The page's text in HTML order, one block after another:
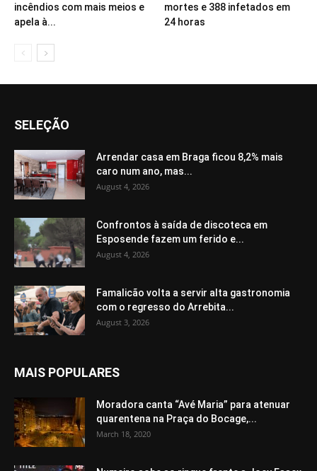
incêndios com mais meios e
apela à...
mortes e 388 infetados em
24 horas
SELEÇÃO
Arrendar casa em Braga ficou 8,2% mais
caro num ano, mas...
August 4, 2026
Confrontos à saída de discoteca em
Esposende fazem um ferido e...
August 4, 2026
Famalicão volta a servir alta gastronomia
com o regresso do Arrebita...
August 3, 2026
MAIS POPULARES
Moradora canta “Avé Maria” para atenuar
quarentena na Praça do Bocage,...
March 18, 2020